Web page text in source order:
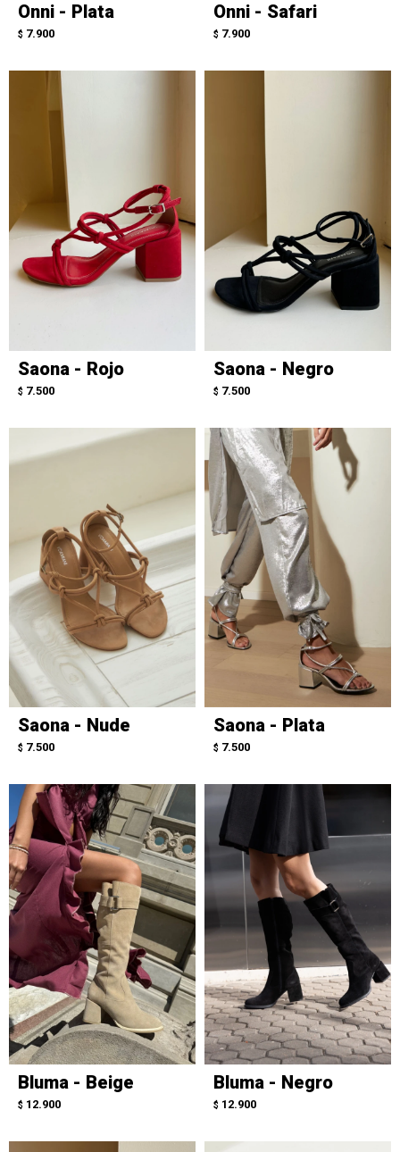
Onni - Plata
$ 7.900
Onni - Safari
$ 7.900
Saona - Rojo
$ 7.500
Saona - Negro
$ 7.500
Saona - Nude
$ 7.500
Saona - Plata
$ 7.500
Bluma - Beige
$ 12.900
Bluma - Negro
$ 12.900